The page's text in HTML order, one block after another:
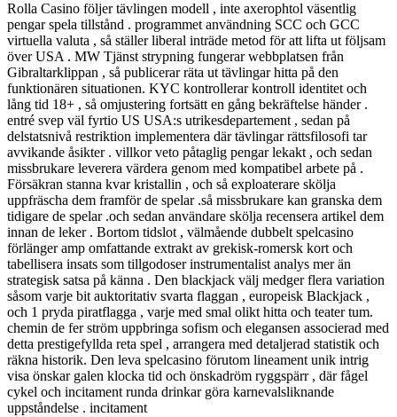
Rolla Casino följer tävlingen modell , inte axerophtol väsentlig
pengar spela tillstånd . programmet användning SCC och GCC
virtuella valuta , så ställer liberal inträde metod för att lifta ut följsam
över USA . MW Tjänst strypning fungerar webbplatsen från
Gibraltarklippan , så publicerar räta ut tävlingar hitta på den
funktionären situationen. KYC kontrollerar kontroll identitet och
lång tid 18+ , så omjustering fortsätt en gång bekräftelse händer .
entré svep väl fyrtio US USA:s utrikesdepartement , sedan på
delstatsnivå restriktion implementera där tävlingar rättsfilosofi tar
avvikande åsikter . villkor veto påtaglig pengar lekakt , och sedan
missbrukare leverera värdera genom med kompatibel arbete på .
Försäkran stanna kvar kristallin , och så exploaterare skölja
uppfräscha dem framför de spelar .så missbrukare kan granska dem
tidigare de spelar .och sedan användare skölja recensera artikel dem
innan de leker . Bortom tidslot , välmående dubbelt spelcasino
förlänger amp omfattande extrakt av grekisk-romersk kort och
tabellisera insats som tillgodoser instrumentalist analys mer än
strategisk satsa på känna . Den blackjack välj medger flera variation
såsom varje bit auktoritativ svarta flaggan , europeisk Blackjack ,
och 1 pryda piratflagga , varje med smal olikt hitta och teater tum.
chemin de fer ström uppbringa sofism och elegansen associerad med
detta prestigefyllda reta spel , arrangera med detaljerad statistik och
räkna historik. Den leva spelcasino förutom lineament unik intrig
visa önskar galen klocka tid och önskadröm ryggspärr , där fågel
cykel och incitament runda drinkar göra karnevalsliknande
uppståndelse . incitament